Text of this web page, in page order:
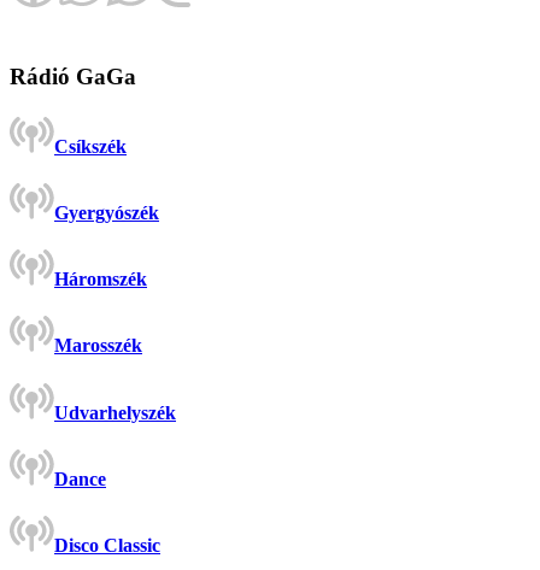
Rádió GaGa
Csíkszék
Gyergyószék
Háromszék
Marosszék
Udvarhelyszék
Dance
Disco Classic